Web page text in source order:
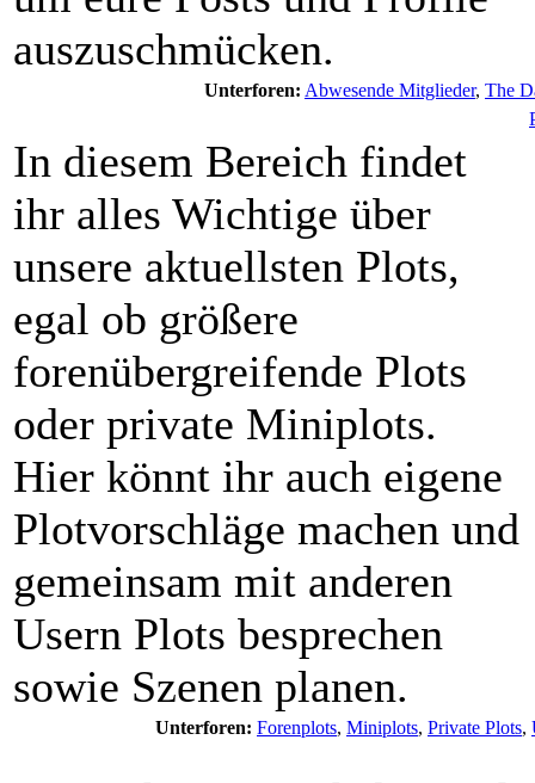
auszuschmücken.
Unterforen: Abwesende Mitglieder, The
In diesem Bereich findet
ihr alles Wichtige über
unsere aktuellsten Plots,
egal ob größere
forenübergreifende Plots
oder private Miniplots.
Hier könnt ihr auch eigene
Plotvorschläge machen und
gemeinsam mit anderen
Usern Plots besprechen
sowie Szenen planen.
Unterforen: Forenplots, Miniplots, Private Plots,